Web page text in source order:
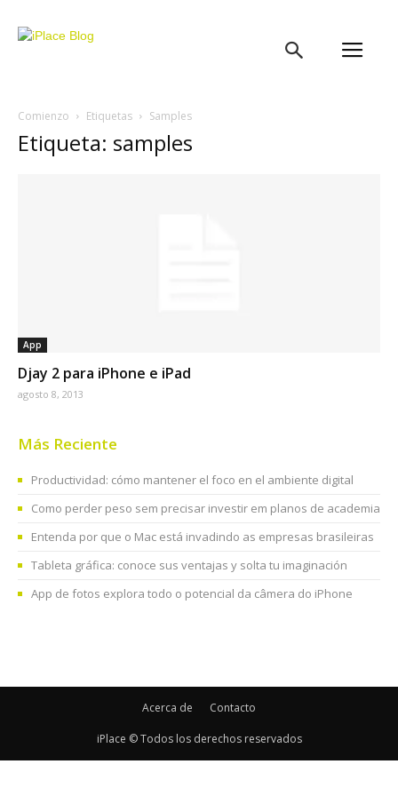
Comienzo Etiquetas Samples
Etiqueta: samples
App
Djay 2 para iPhone e iPad
agosto 8, 2013
Más Reciente
Productividad: cómo mantener el foco en el ambiente digital
Como perder peso sem precisar investir em planos de academia
Entenda por que o Mac está invadindo as empresas brasileiras
Tableta gráfica: conoce sus ventajas y solta tu imaginación
App de fotos explora todo o potencial da câmera do iPhone
Acerca de Contacto
iPlace © Todos los derechos reservados